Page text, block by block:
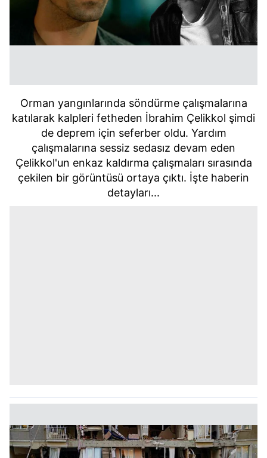
Orman yangınlarında söndürme çalışmalarına
katılarak kalpleri fetheden İbrahim Çelikkol şimdi
de deprem için seferber oldu. Yardım
çalışmalarına sessiz sedasız devam eden
Çelikkol'un enkaz kaldırma çalışmaları sırasında
çekilen bir görüntüsü ortaya çıktı. İşte haberin
detayları...